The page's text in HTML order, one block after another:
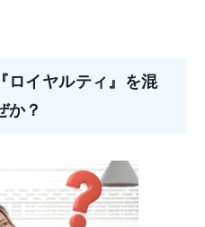
ロイヤルティ』を混
か？